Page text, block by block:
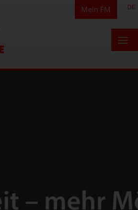
DE
Mein FM